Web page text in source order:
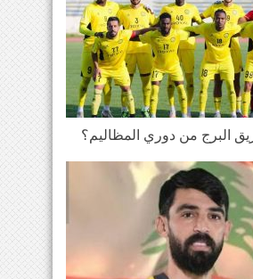
البرج من دوري المظاليم؟